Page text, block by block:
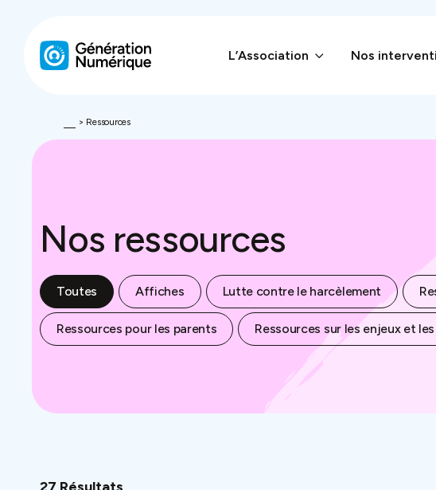
L’Association Nos
L’Association
Nos interventions
Ressources
Dans la presse
Contact
> Ressources
Nos ressources
Toutes Affiches Lutte contre le harcèlement
Ressources pour les parents Ressources sur les enjeux et